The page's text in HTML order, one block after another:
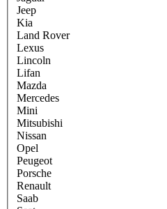
Jeep
Kia
Land Rover
Lexus
Lincoln
Lifan
Mazda
Mercedes
Mini
Mitsubishi
Nissan
Opel
Peugeot
Porsche
Renault
Saab